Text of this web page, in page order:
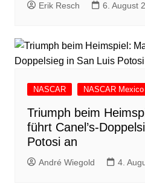
Erik Resch 6. August
NASCAR NASCAR
Triumph beim
führt Canel’s-
Potosi an
André Wiegold 4.